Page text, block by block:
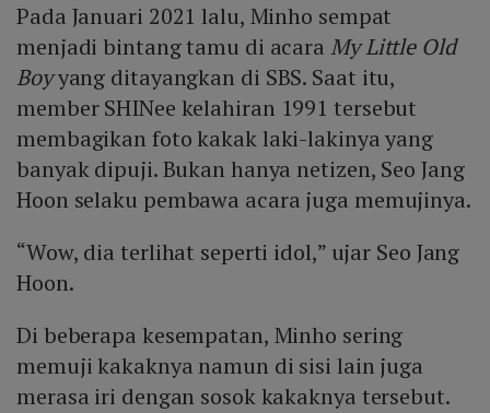
Pada Januari 2021 lalu, Minho sempat
menjadi bintang tamu di acara My Little Old
Boyyang ditayangkan di SBS. Saat itu,
member SHINee kelahiran 1991 tersebut
membagikan foto kakak laki-lakinya yang
banyak dipuji. Bukan hanya netizen, Seo Jang
Hoon selaku pembawa acara juga memujinya.
“Wow, dia terlihat seperti idol,” ujar Seo Jang
Hoon.
Di beberapa kesempatan, Minho sering
memuji kakaknya namun di sisi lain juga
merasa iri dengan sosok kakaknya tersebut.